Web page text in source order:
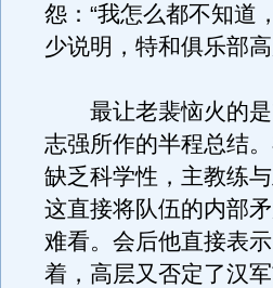
怨：“我怎么都不知道
少说明，特和俱乐部
最让老裴恼火的是7
志强所作的半程总结
缺乏科学性，主教练
这直接将队伍的内部
难看。会后他直接表
着，高层又否定了汉